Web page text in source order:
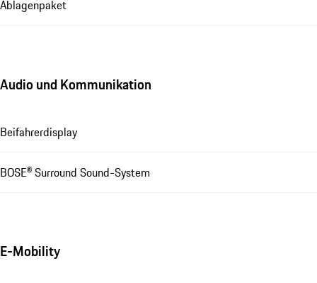
Ablagenpaket
Audio und Kommunikation
Beifahrerdisplay
BOSE® Surround Sound-System
E-Mobility